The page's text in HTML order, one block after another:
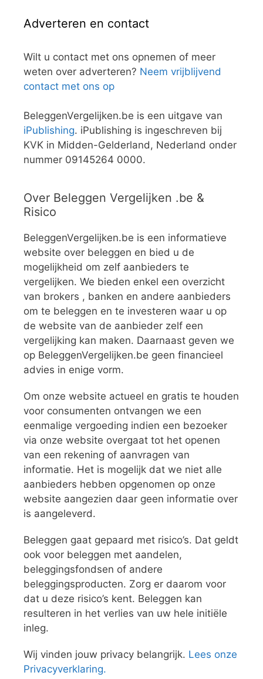
Adverteren en contact
Wilt u contact met ons opnemen of meer
weten over adverteren? Neem vrijblijvend
contact met ons op
BeleggenVergelijken.be is een uitgave van
iPublishing. iPublishing is ingeschreven bij
KVK in Midden-Gelderland, Nederland onder
nummer 09145264 0000.
Over Beleggen Vergelijken .be &
Risico
BeleggenVergelijken.be is een informatieve
website over beleggen en bied u de
mogelijkheid om zelf aanbieders te
vergelijken. We bieden enkel een overzicht
van brokers , banken en andere aanbieders
om te beleggen en te investeren waar u op
de website van de aanbieder zelf een
vergelijking kan maken. Daarnaast geven we
op BeleggenVergelijken.be geen financieel
advies in enige vorm.
Om onze website actueel en gratis te houden
voor consumenten ontvangen we een
eenmalige vergoeding indien een bezoeker
via onze website overgaat tot het openen
van een rekening of aanvragen van
informatie. Het is mogelijk dat we niet alle
aanbieders hebben opgenomen op onze
website aangezien daar geen informatie over
is aangeleverd.
Beleggen gaat gepaard met risico’s. Dat geldt
ook voor beleggen met aandelen,
beleggingsfondsen of andere
beleggingsproducten. Zorg er daarom voor
dat u deze risico’s kent. Beleggen kan
resulteren in het verlies van uw hele initiële
inleg.
Wij vinden jouw privacy belangrijk. Lees onze
Privacyverklaring.